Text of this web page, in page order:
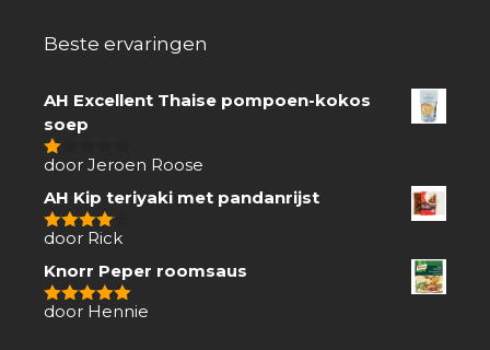
Beste ervaringen
AH Excellent Thaise pompoen-kokos
soep
1
5
door Jeroen Roose
AH Kip teriyaki met pandanrijst
4van 5
door Rick
Knorr Peper roomsaus
5van 5
door Hennie